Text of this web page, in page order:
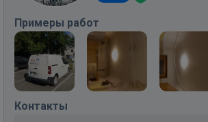
Примеры работ
Контакты